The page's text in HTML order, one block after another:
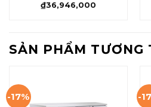
₫36,946,000
SẢN PHẨM TƯƠNG
-17% -